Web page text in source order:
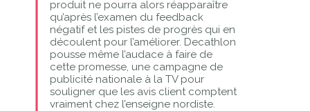
produit ne pourra alors réapparaître
qu’après l’examen du feedback
négatif et les pistes de progrès qui en
découlent pour l’améliorer. Decathlon
pousse même l’audace à faire de
cette promesse, une campagne de
publicité nationale à la TV pour
souligner que les avis client comptent
vraiment chez l’enseigne nordiste.